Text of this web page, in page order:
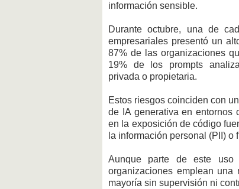
información sensible.
Durante octubre, una de
empresariales presentó un
87% de las organizaciones
19% de los prompts
privada o propietaria.
Estos riesgos coinciden con
de IA generativa en entornos
en la exposición de código
la información personal (PII) o
Aunque parte de este uso
organizaciones emplean
mayoría sin supervisión ni